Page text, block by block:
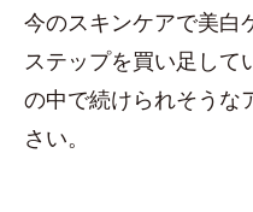
今のスキンケアで美白
ステップを買い足して
の中で続けられそうな
さい。